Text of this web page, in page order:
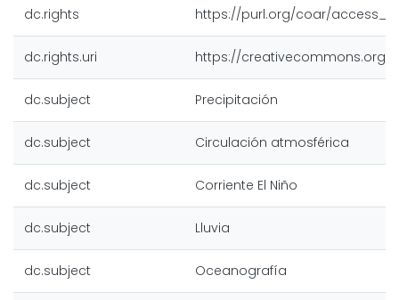
dc.rights https://purl.org/coar/
dc.rights.uri https://creativecommons.org/
dc.subject Precipitación
dc.subject Circulación atmosférica
dc.subject Corriente El Niño
dc.subject Lluvia
dc.subject Oceanografía